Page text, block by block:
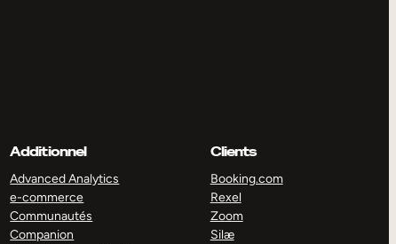
Additionnel
Advanced Analytics
e-commerce
Communautés
Companion
Clients
Booking.com
Rexel
Zoom
Silæ